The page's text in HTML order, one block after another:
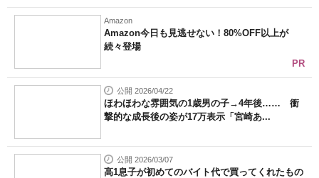
Amazon
Amazon今日も見逃せない！80%OFF以上が
続々登場
PR
公開 2026/04/22
ほわほわな雰囲気の1歳男の子→4年後…… 衝
撃的な成長後の姿が17万表示「宮崎あ...
公開 2026/03/07
高1息子が初めてのバイト代で買ってくれたもの